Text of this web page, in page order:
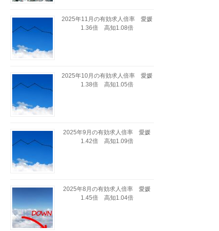
2025年11月の有効求人倍率 愛媛
1.36倍 高知1.08倍
2025年10月の有効求人倍率 愛媛
1.38倍 高知1.05倍
2025年9月の有効求人倍率 愛媛
1.42倍 高知1.09倍
2025年8月の有効求人倍率 愛媛
1.45倍 高知1.04倍